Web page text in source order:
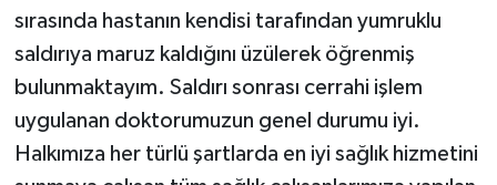
sırasında hastanın kendisi tarafından yumruklu
saldırıya maruz kaldığını üzülerek öğrenmiş
bulunmaktayım. Saldırı sonrası cerrahi işlem
uygulanan doktorumuzun genel durumu iyi.
Halkımıza her türlü şartlarda en iyi sağlık hizmetini